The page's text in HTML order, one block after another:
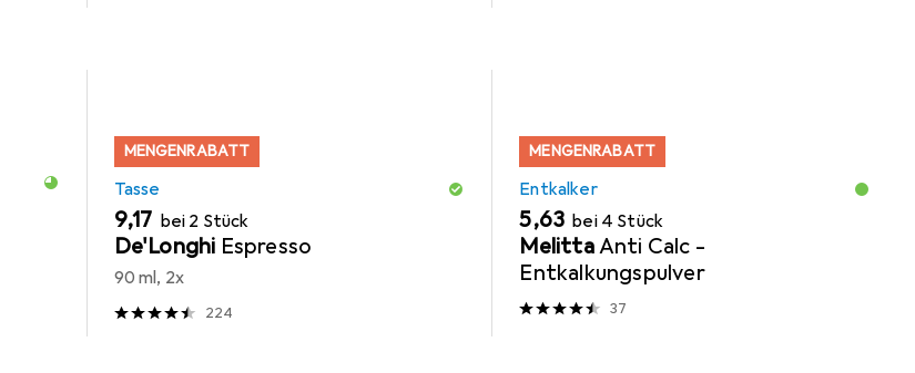
MENGENRABATT
Tasse
EUR
9,17 bei 2 Stück
De'Longhi Espresso
90 ml, 2x
224
MENGENRABATT
Entkalker
EUR
5,63 bei 4 Stück
MelittaAnti Calc -
Entkalkungspulver
37